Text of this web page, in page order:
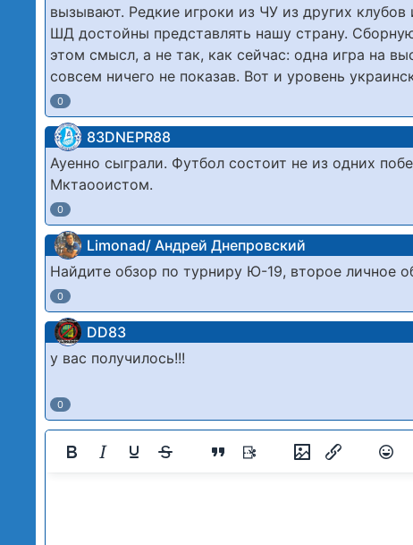
вызывают. Редкие игроки из ЧУ из других
ШД достойны представлять нашу страну.
этом смысл, а не так, как сейчас: одна игра на
совсем ничего не показав. Вот и уровень
0
83DNЕРR88
Ауенно сыграли. Футбол состоит не из одних
Мктаооистом.
0
Limonad/ Андрей Днепровский
Найдите обзор по турниру Ю-19, второе личное
0
DD83
у вас получилось!!!
0